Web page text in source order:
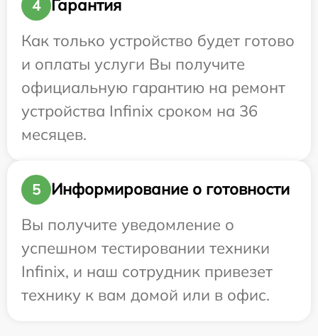
4
Гарантия
Как только устройство будет готово
и оплаты услуги Вы получите
официальную гарантию на ремонт
устройства Infinix сроком на 36
месяцев.
5
Информирование о готовности
Вы получите уведомление о
успешном тестировании техники
Infinix, и наш сотрудник привезет
технику к вам домой или в офис.